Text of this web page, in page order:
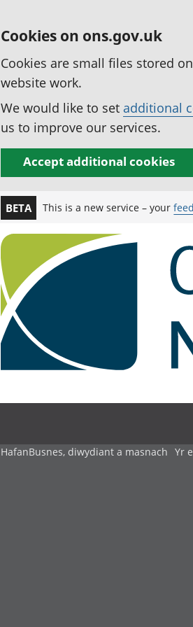
Cookies on ons.gov.uk
Cookies are small files stored
website work.
We would like to set additional
us to improve our services.
Accept additional cookies
BETA This is a new service – your
HafanBusnes, diwydiant a masnach Yr